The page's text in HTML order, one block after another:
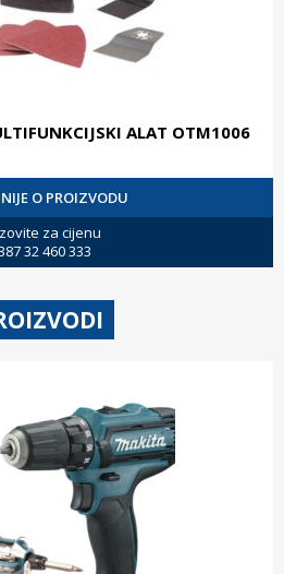
ALAT OTM1006
O PROIZVODU
za cijenu
32 460 333